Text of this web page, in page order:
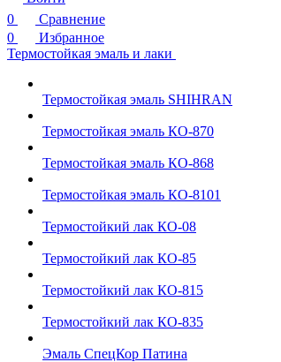
0
Сравнение
0
Избранное
Термостойкая эмаль и лаки
Термостойкая эмаль SHIHRAN
Термостойкая эмаль КО-870
Термостойкая эмаль КО-868
Термостойкая эмаль КО-8101
Термостойкий лак КО-08
Термостойкий лак КО-85
Термостойкий лак КО-815
Термостойкий лак КО-835
Эмаль СпецКор Патина